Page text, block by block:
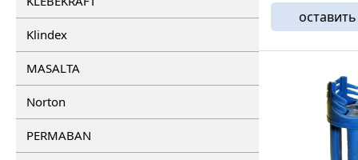
Klindex
MASALTA
Norton
PERMABAN
во в упаковке
1000 СУ-15 15
20 5-18 1000 ...